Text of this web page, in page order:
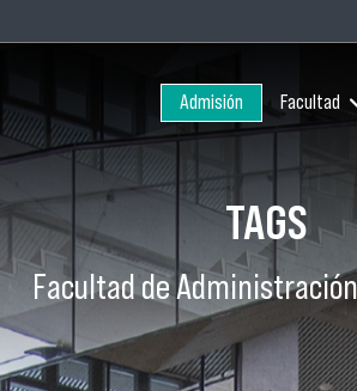
Admisión Facultad
TAGS
Facultad de